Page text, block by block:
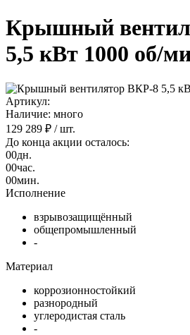
Крышный
5,5 кВт 1000 об/
Артикул:
Наличие: много
129 289 ₽ / шт.
До конца акции осталось:
00дн.
00час.
00мин.
Исполнение
взрывозащищённый
общепромышленный
-
Материал
коррозионностойкий
разнородный
углеродистая сталь
-